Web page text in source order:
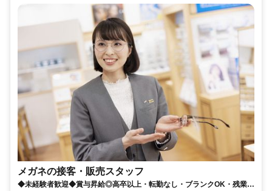
メガネの接客・販売スタッフ
◆未経験者歓迎◆賞与昇給◎高卒以上・転勤なし・ブランクOK・残業少